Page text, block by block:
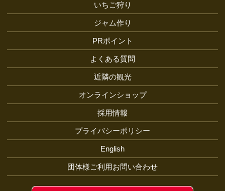
いちご狩り
ジャム作り
PRポイント
よくある質問
近隣の観光
オンラインショップ
採用情報
プライバシーポリシー
English
団体様ご利用お問い合わせ